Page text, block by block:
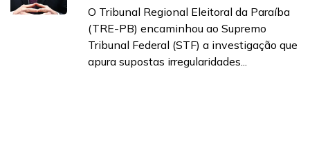
O Tribunal Regional Eleitoral da Paraíba
(TRE-PB) encaminhou ao Supremo
Tribunal Federal (STF) a investigação que
apura supostas irregularidades...